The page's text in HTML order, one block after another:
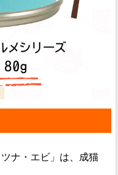
ツナ・エビ」は、成猫